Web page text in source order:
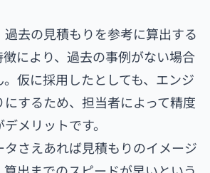
過去の見積もりを参考に算出する
により、過去の事例がない場合
仮に採用したとしても、エンジ
するため、担当者によって精度
メリットです。
タさえあれば見積もりのイメージ